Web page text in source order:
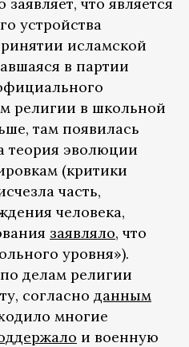
устройства
исламской
в партии
религии в школьной
там появилась
теория эволюции
(критики
часть,
человека,
заявляло, что
уровня»).
делам религии
согласно данным
многие
и военную